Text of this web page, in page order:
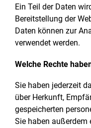
Ein Teil der Daten
Bereitstellung der
Daten können zur
verwendet werden.
Welche Rechte
Sie haben jederzeit
über Herkunft,
gespeicherten
Sie haben außerdem